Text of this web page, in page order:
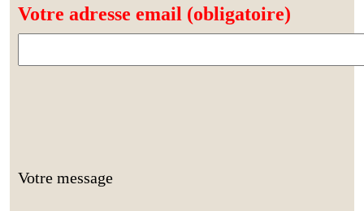
Votre adresse email (obligatoire)
Votre message